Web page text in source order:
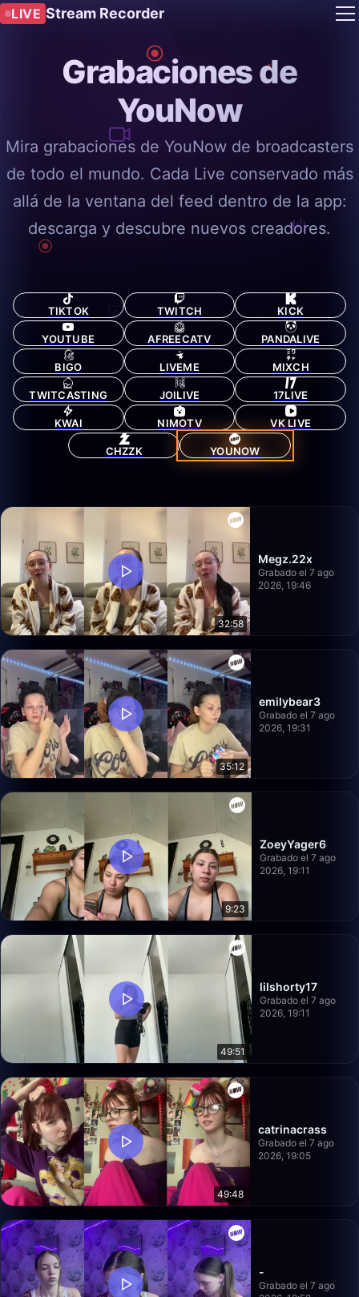
LIVE Stream Recorder
Grabaciones de
YouNow
Mira grabaciones de YouNow de broadcasters
de todo el mundo. Cada Live conservado más
allá de la ventana del feed dentro de la app:
descarga y descubre nuevos creadores.
TIKTOK TWITCH KICK
YOUTUBE AFREECATV PANDALIVE
BIGO LIVEME MIXCH
TWITCASTING JOILIVE 17LIVE
KWAI NIMOTV VK LIVE
CHZZK YOUNOW
32:58
Megz.22x
Grabado el 7 ago
2026, 19:46
35:12
emilybear3
Grabado el 7 ago
2026, 19:31
9:23
ZoeyYager6
Grabado el 7 ago
2026, 19:11
49:51
lilshorty17
Grabado el 7 ago
2026, 19:11
49:48
catrinacrass
Grabado el 7 ago
2026, 19:05
-
Grabado el 7 ago